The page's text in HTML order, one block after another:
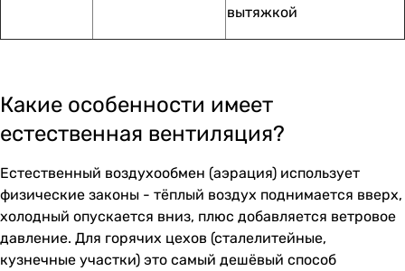
вытяжкой
Какие особенности имеет
естественная вентиляция?
Естественный воздухообмен (аэрация) использует
физические законы - тёплый воздух поднимается вверх,
холодный опускается вниз, плюс добавляется ветровое
давление. Для горячих цехов (сталелитейные,
кузнечные участки) это самый дешёвый способ